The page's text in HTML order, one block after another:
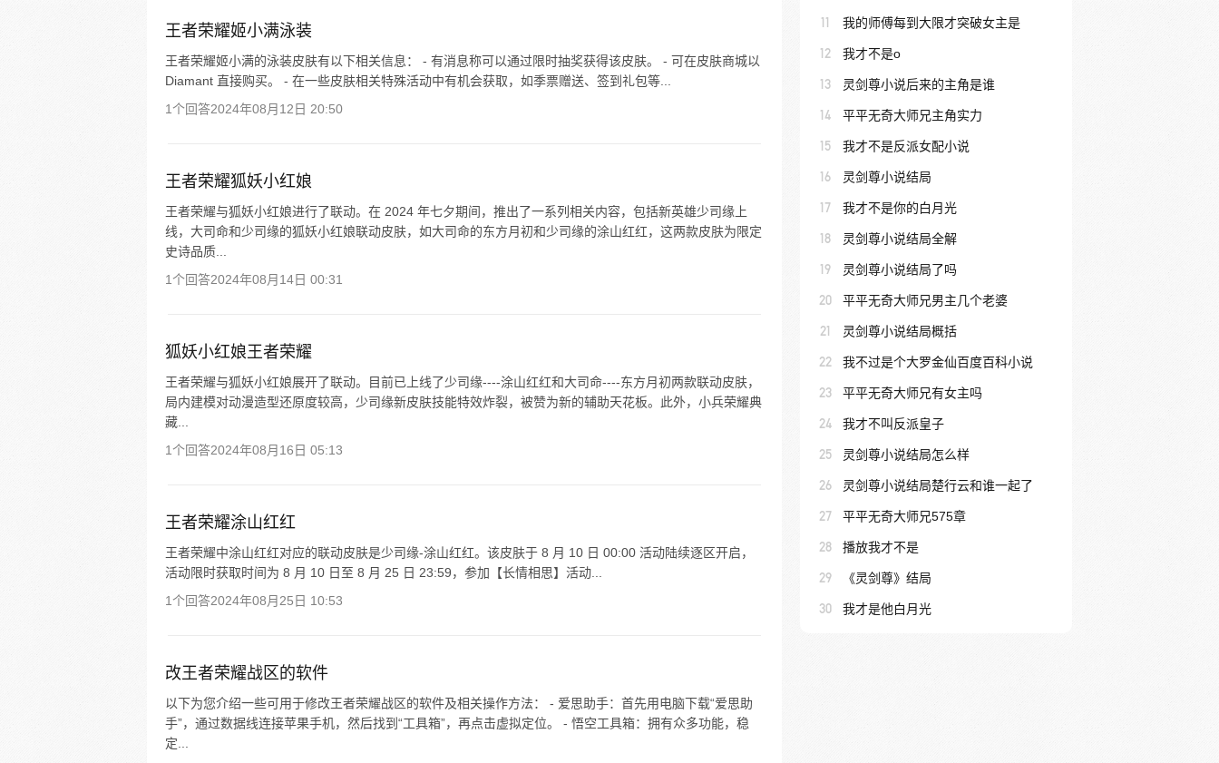
王者荣耀姬小满泳装
王者荣耀姬小满的泳装皮肤有以下相关信息： - 有消息称可以通过限时抽奖获得该皮肤。 - 可在皮肤商城以
Diamant 直接购买。 - 在一些皮肤相关特殊活动中有机会获取，如季票赠送、签到礼包等...
1个回答2024年08月12日 20:50
王者荣耀狐妖小红娘
王者荣耀与狐妖小红娘进行了联动。在 2024 年七夕期间，推出了一系列相关内容，包括新英雄少司缘上
线，大司命和少司缘的狐妖小红娘联动皮肤，如大司命的东方月初和少司缘的涂山红红，这两款皮肤为限定
史诗品质...
1个回答2024年08月14日 00:31
狐妖小红娘王者荣耀
王者荣耀与狐妖小红娘展开了联动。目前已上线了少司缘----涂山红红和大司命----东方月初两款联动皮肤，
局内建模对动漫造型还原度较高，少司缘新皮肤技能特效炸裂，被赞为新的辅助天花板。此外，小兵荣耀典
藏...
1个回答2024年08月16日 05:13
王者荣耀涂山红红
王者荣耀中涂山红红对应的联动皮肤是少司缘-涂山红红。该皮肤于 8 月 10 日 00:00 活动陆续逐区开启，
活动限时获取时间为 8 月 10 日至 8 月 25 日 23:59，参加【长情相思】活动...
1个回答2024年08月25日 10:53
改王者荣耀战区的软件
以下为您介绍一些可用于修改王者荣耀战区的软件及相关操作方法： - 爱思助手：首先用电脑下载“爱思助
手”，通过数据线连接苹果手机，然后找到“工具箱”，再点击虚拟定位。 - 悟空工具箱：拥有众多功能，稳
定...
11 我的师傅每到大限才突破女主是
12 我才不是o
13 灵剑尊小说后来的主角是谁
14 平平无奇大师兄主角实力
15 我才不是反派女配小说
16 灵剑尊小说结局
17 我才不是你的白月光
18 灵剑尊小说结局全解
19 灵剑尊小说结局了吗
20 平平无奇大师兄男主几个老婆
21 灵剑尊小说结局概括
22 我不过是个大罗金仙百度百科小说
23 平平无奇大师兄有女主吗
24 我才不叫反派皇子
25 灵剑尊小说结局怎么样
26 灵剑尊小说结局楚行云和谁一起了
27 平平无奇大师兄575章
28 播放我才不是
29 《灵剑尊》结局
30 我才是他白月光